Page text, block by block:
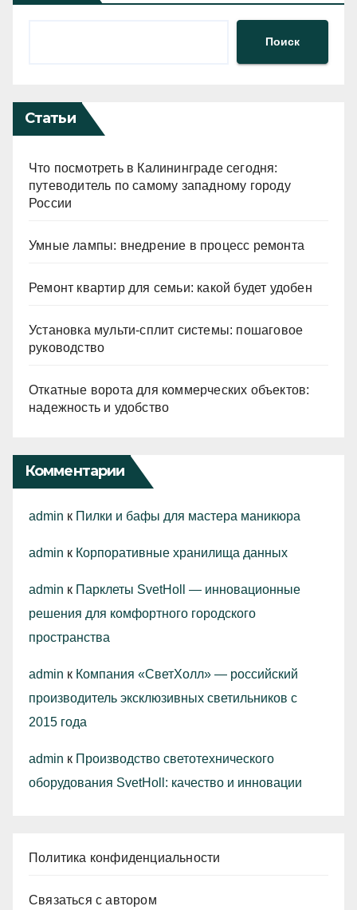
Поиск
Статьи
Что посмотреть в Калининграде сегодня:
путеводитель по самому западному городу
России
Умные лампы: внедрение в процесс ремонта
Ремонт квартир для семьи: какой будет удобен
Установка мульти-сплит системы: пошаговое
руководство
Откатные ворота для коммерческих объектов:
надежность и удобство
Комментарии
admin к Пилки и бафы для мастера маникюра
admin к Корпоративные хранилища данных
admin к Парклеты SvetHoll — инновационные
решения для комфортного городского
пространства
admin к Компания «СветХолл» — российский
производитель эксклюзивных светильников с
2015 года
admin к Производство светотехнического
оборудования SvetHoll: качество и инновации
Политика конфиденциальности
Связаться с автором